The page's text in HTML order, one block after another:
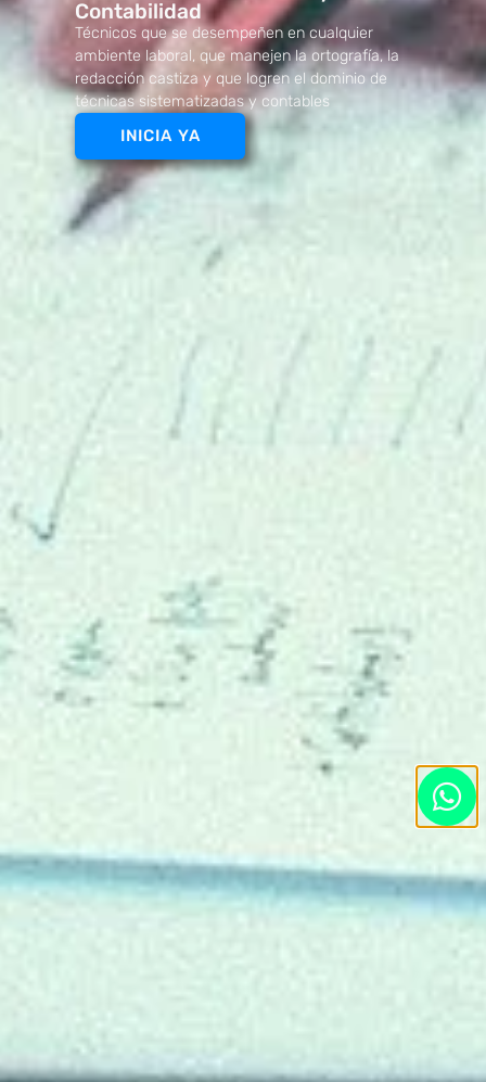
Contabilidad
Técnicos que se desempeñen en cualquier
ambiente laboral, que manejen la ortografía, la
redacción castiza y que logren el dominio de
técnicas sistematizadas y contables
INICIA YA